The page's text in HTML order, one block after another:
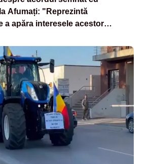
Afumați: "Reprezintă
a apăra interesele acestor